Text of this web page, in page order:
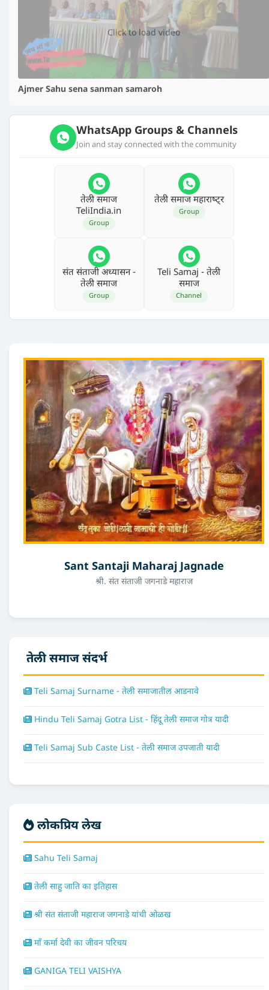
Click to load video
Ajmer Sahu sena sanman samaroh
WhatsApp Groups & Channels
Join and stay connected with the community
तेली समाज
TeliIndia.in
Group
तेली समाज महाराष्‍ट्र
Group
संत संताजी अध्‍यासन -
तेली समाज
Group
Teli Samaj - तेली
समाज
Channel
Sant Santaji Maharaj Jagnade
श्री. संत संताजी जगनाडे महाराज
तेली समाज संदर्भ
Teli Samaj Surname - तेली समाजातील आडनावे
Hindu Teli Samaj Gotra List - हिंदू तेली समाज गोत्र यादी
Teli Samaj Sub Caste List - तेली समाज उपजाती यादी
लोकप्रिय लेख
Sahu Teli Samaj
तेली साहु जाति का इतिहास
श्री संत संताजी महाराज जगनाडे यांची ओळख
माँ कर्मा देवी का जीवन परिचय
GANIGA TELI VAISHYA